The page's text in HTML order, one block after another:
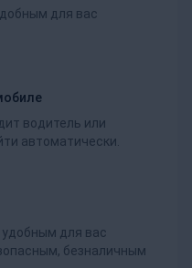
для вас
водитель или
автоматически.
для вас
безналичным